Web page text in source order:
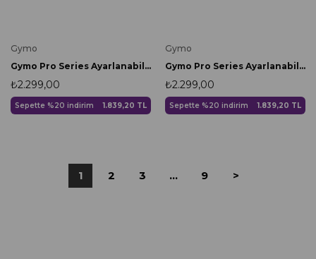
Gymo
Gymo Pro Series Ayarlanabilir Silikon Bilek Ağırlığı 2x500gr Pembe
₺2.299,00
Sepette %20 indirim 1.839,20 TL
Gymo
Gymo Pro Series Ayarlanabilir Silikon Bilek Ağırlığı 2x500gr Nane Yeşili
₺2.299,00
Sepette %20 indirim 1.839,20 TL
1 2 3 ... 9 >